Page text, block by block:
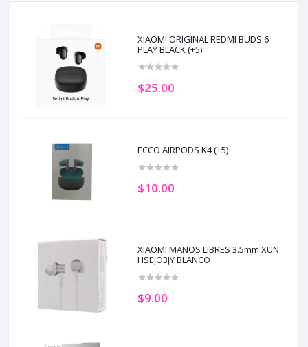
XIAOMI ORIGINAL REDMI BUDS 6
PLAY BLACK (+5)
$25.00
ECCO AIRPODS K4 (+5)
$10.00
XIAOMI MANOS LIBRES 3.5mm XUN
HSEJO3JY BLANCO
$9.00